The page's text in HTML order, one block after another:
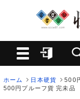
ホーム 日本硬貨
500
500円プルーフ貨 完未品